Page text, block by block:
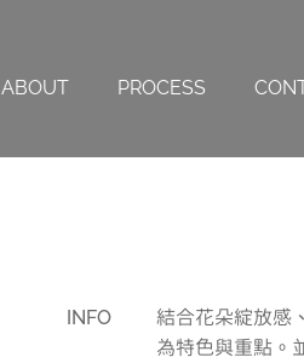
ABOUT PROCESS
INFO
結合花朵綻放感
為特色與重點。